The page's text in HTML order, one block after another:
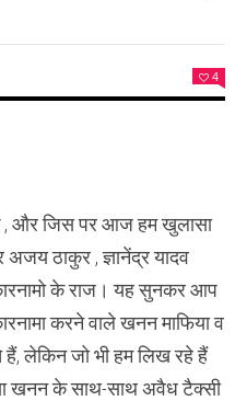
4
कि , और जिस पर आज हम खुलासा
ठाकुर , ज्ञानेंद्र यादव
के राज। यह सुनकर आप
करने वाले खनन माफिया व
लेकिन जो भी हम लिख रहे हैं
खनन के साथ-साथ अवैध टैक्सी